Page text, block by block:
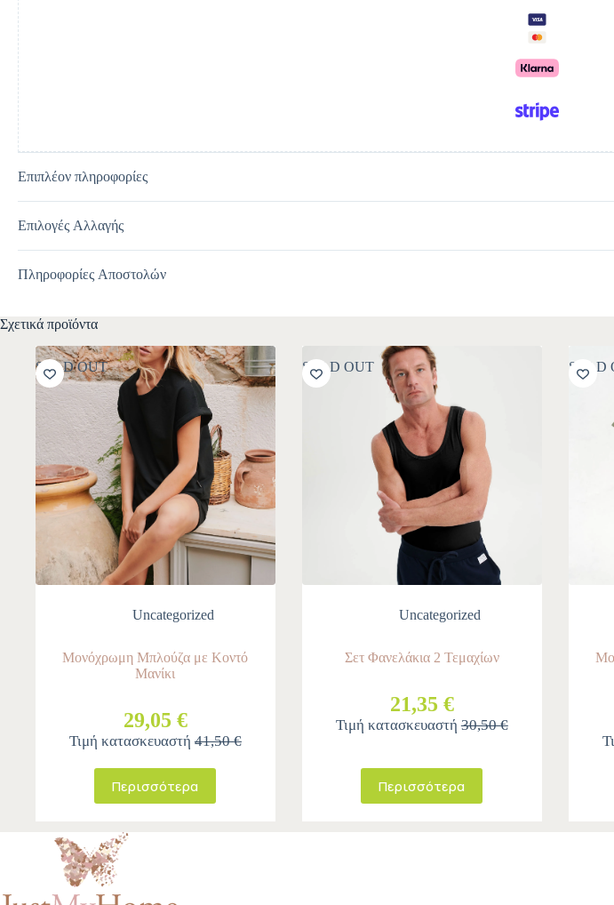
a
t
i
v
e
:
Επιπλέον πληροφορίες
Επιλογές Αλλαγής
Πληροφορίες Αποστολών
Σχετικά προϊόντα
SOLD OUT
Uncategorized
Μονόχρωμη Μπλούζα με Κοντό
Μανίκι
29,05 €
Τιμή κατασκευαστή 41,50 €
Περισσότερα
SOLD OUT
Uncategorized
Σετ Φανελάκια 2 Τεμαχίων
21,35 €
Τιμή κατασκευαστή30,50 €
Περισσότερα
SOLD